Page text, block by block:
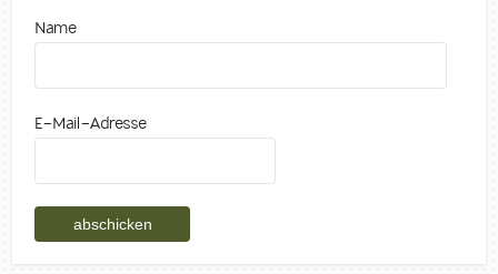
Name
E-Mail-Adresse